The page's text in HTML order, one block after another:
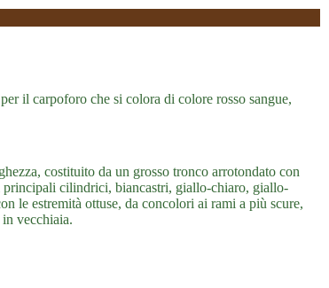
il carpoforo che si colora di colore rosso sangue,
costituito da un grosso tronco arrotondato con
principali cilindrici, biancastri, giallo-chiaro, giallo-
le estremità ottuse, da concolori ai rami a più scure,
vecchiaia.